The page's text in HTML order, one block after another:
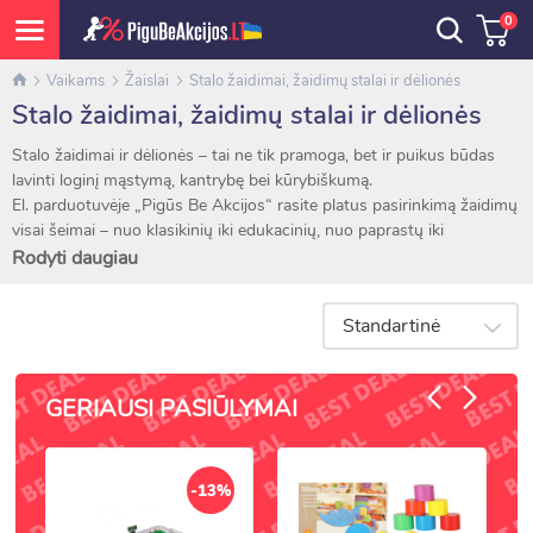
0
Vaikams Žaislai Stalo žaidimai, žaidimų stalai ir dėlionės
Stalo žaidimai, žaidimų stalai ir dėlionės
Stalo žaidimai ir dėlionės – tai ne tik pramoga, bet ir puikus būdas
lavinti loginį mąstymą, kantrybę bei kūrybiškumą.
El. parduotuvėje „Pigūs Be Akcijos“ rasite platus pasirinkimą žaidimų
visai šeimai – nuo klasikinių iki edukacinių, nuo paprastų iki
sudėtingų dėlionių.
Klasikinius stalo žaidimus – loto, domino, kortų ir strateginius
žaidimus.
Edukacinius žaidimus vaikams – mokančius skaičiuoti, pažinti
formas, žodžius ir pasaulį.
Dėliones vaikams – su gyvūnais, pasakų veikėjais, transportu
ar gamtos vaizdais.
Šeimos stalo žaidimus – įdomius visų amžių žaidėjams,
suburiančius kartu.
Rodyti daugiau
Standartinė
GERIAUSI PASIŪLYMAI
-13%